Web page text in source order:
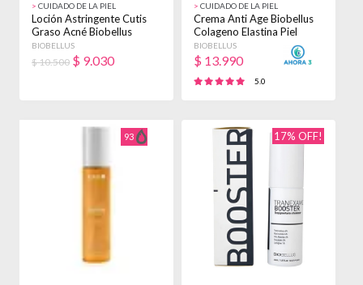
> CUIDADO DE LA PIEL
Loción Astringente Cutis
Graso Acné Biobellus
500ml - Todo Tipo De Piel
- Día/noche
BIOBELLUS
$ 10.500 $ 9.030
> CUIDADO DE LA PIEL
Crema Anti Age Biobellus
Colageno Elastina Piel
Cutis 250gr Madura
Día/noche
BIOBELLUS
$ 13.990
5.0
93 17% OFF!